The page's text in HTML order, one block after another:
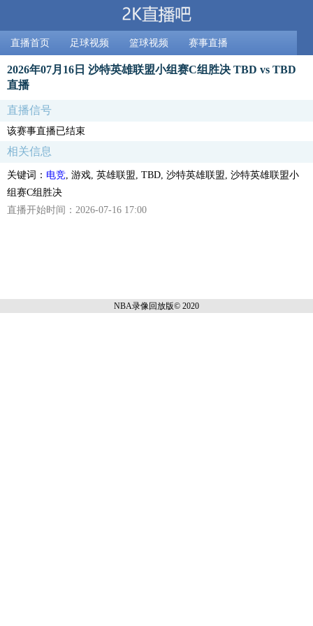
直播首页 足球视频 篮球视频 赛事直播
2026年07月16日 沙特英雄联盟小组赛C组胜决 TBD vs TBD
直播
直播信号
该赛事直播已结束
相关信息
关键词： 电竞 , 游戏, 英雄联盟, TBD, 沙特英雄联盟, 沙特英雄联盟小
组赛C组胜决
直播开始时间：2026-07-16 17:00
NBA录像回放版© 2020